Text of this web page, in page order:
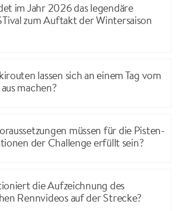
im Jahr 2026 das legendäre
zum Auftakt der Wintersaison
lassen sich an einem Tag vom
machen?
müssen für die Pisten-
der Challenge erfüllt sein?
die Aufzeichnung des
Rennvideos auf der Strecke?